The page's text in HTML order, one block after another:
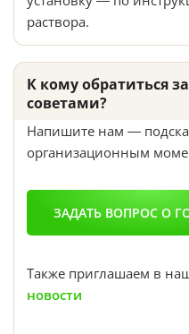
раствора.
К кому обратиться
советами?
Напишите нам —
организационным
ЗАДАТЬ ВОПРОС О
Также приглашаем в
новости